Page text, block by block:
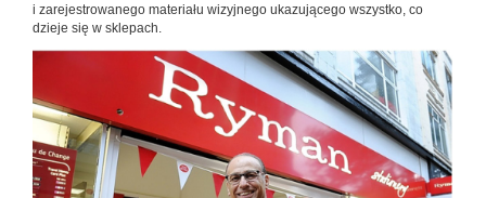
i zarejestrowanego materiału wizyjnego ukazującego wszystko, co
dzieje się w sklepach.